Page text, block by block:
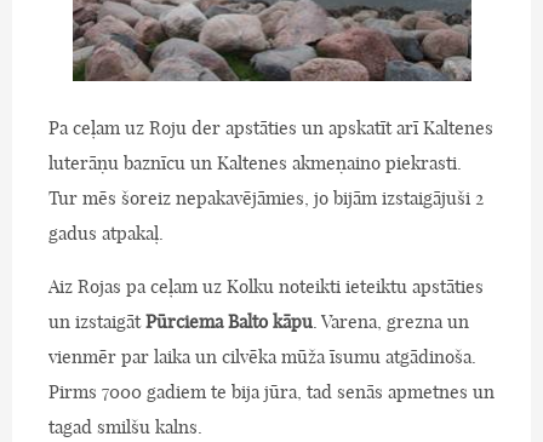
Pa ceļam uz Roju der apstāties un apskatīt arī Kaltenes
luterāņu baznīcu un Kaltenes akmeņaino piekrasti.
Tur mēs šoreiz nepakavējāmies, jo bijām izstaigājuši 2
gadus atpakaļ.
Aiz Rojas pa ceļam uz Kolku noteikti ieteiktu apstāties
un izstaigātPūrciema Balto kāpu . Varena, grezna un
vienmēr par laika un cilvēka mūža īsumu atgādinoša.
Pirms 7000 gadiem te bija jūra, tad senās apmetnes un
tagad smilšu kalns.